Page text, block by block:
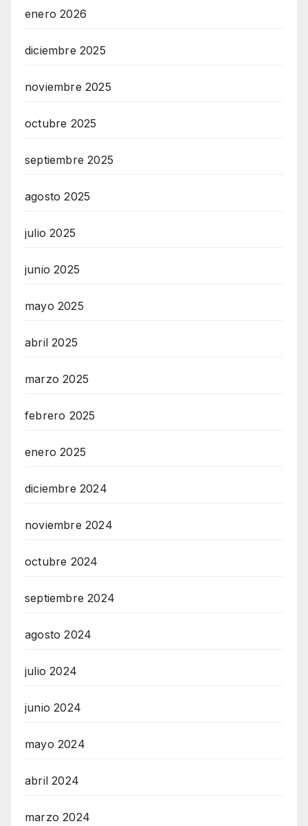
enero 2026
diciembre 2025
noviembre 2025
octubre 2025
septiembre 2025
agosto 2025
julio 2025
junio 2025
mayo 2025
abril 2025
marzo 2025
febrero 2025
enero 2025
diciembre 2024
noviembre 2024
octubre 2024
septiembre 2024
agosto 2024
julio 2024
junio 2024
mayo 2024
abril 2024
marzo 2024